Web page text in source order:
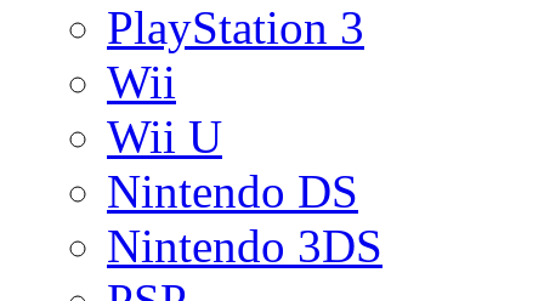
PlayStation 3
Wii
Wii U
Nintendo DS
Nintendo 3DS